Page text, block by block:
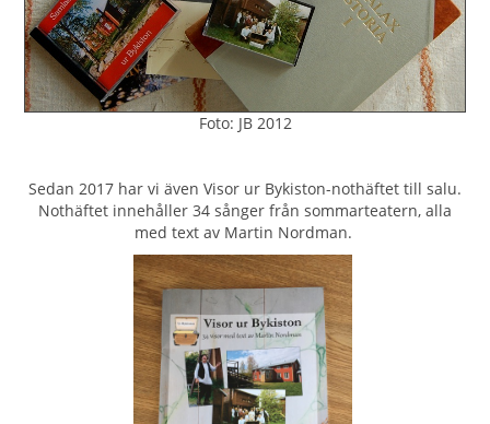
Foto: JB 2012
Sedan 2017 har vi även Visor ur Bykiston-nothäftet till salu.
Nothäftet innehåller 34 sånger från sommarteatern, alla
med text av Martin Nordman.